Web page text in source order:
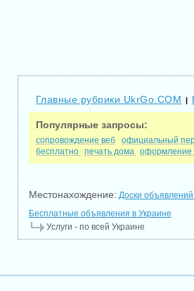
Главные рубрики UkrGo.COM |
Популярные запросы:
сопровождение веб официальный
бесплатно печать дома оформление
Местонахождение: Доски
Бесплатные объявления в Украине
Услуги - по всей Украине